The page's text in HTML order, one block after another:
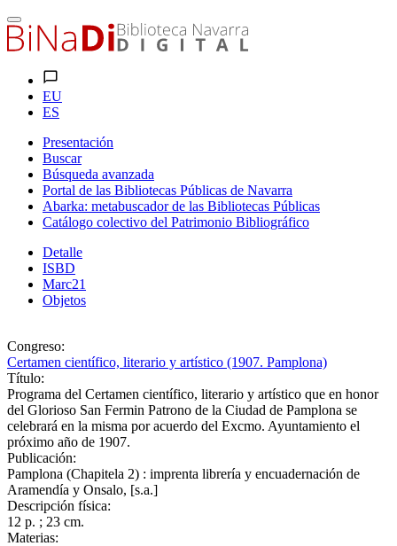
EU
ES
Presentación
Buscar
Búsqueda avanzada
Portal de las Bibliotecas Públicas de Navarra
Abarka: metabuscador de las Bibliotecas Públicas
Catálogo colectivo del Patrimonio Bibliográfico
Detalle
ISBD
Marc21
Objetos
Congreso:
Certamen científico, literario y artístico (1907. Pamplona)
Título:
Programa del Certamen científico, literario y artístico que en honor
del Glorioso San Fermin Patrono de la Ciudad de Pamplona se
celebrará en la misma por acuerdo del Excmo. Ayuntamiento el
próximo año de 1907.
Publicación:
Pamplona (Chapitela 2) : imprenta librería y encuadernación de
Aramendía y Onsalo, [s.a.]
Descripción física:
12 p. ; 23 cm.
Materias: